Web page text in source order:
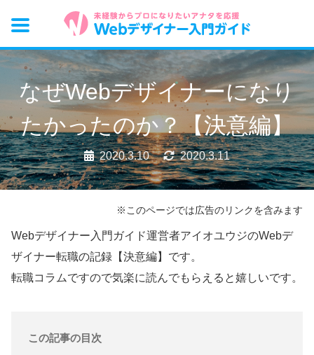
なぜWebデザイナーになり
たかったのか？【決意編】
2020.3.10 2020.3.11
※このページでは広告のリンクを含みます
Webデザイナー入門ガイド運営者アイオユウジのWebデ
ザイナー転職の記録【決意編】です。
転職コラムですので気楽に読んでもらえると嬉しいです。
この記事の目次